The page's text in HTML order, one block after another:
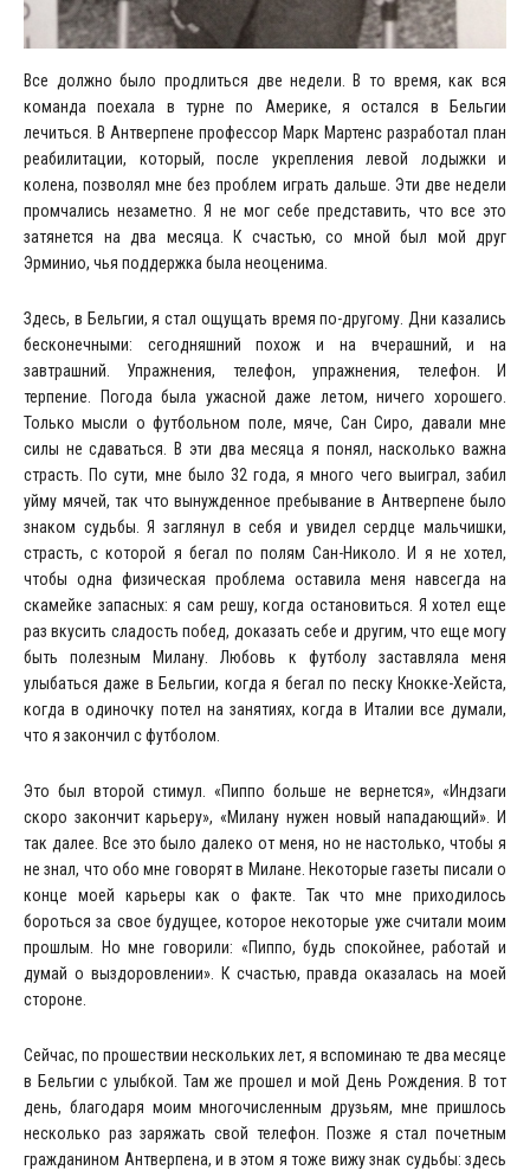
Все должно было продлиться две недели. В то время, как вся
команда поехала в турне по Америке, я остался в Бельгии
лечиться. В Антверпене профессор Марк Мартенс разработал план
реабилитации, который, после укрепления левой лодыжки и
колена, позволял мне без проблем играть дальше. Эти две недели
промчались незаметно. Я не мог себе представить, что все это
затянется на два месяца. К счастью, со мной был мой друг
Эрминио, чья поддержка была неоценима.
Здесь, в Бельгии, я стал ощущать время по-другому. Дни казались
бесконечными: сегодняшний похож и на вчерашний, и на
завтрашний. Упражнения, телефон, упражнения, телефон. И
терпение. Погода была ужасной даже летом, ничего хорошего.
Только мысли о футбольном поле, мяче, Сан Сиро, давали мне
силы не сдаваться. В эти два месяца я понял, насколько важна
страсть. По сути, мне было 32 года, я много чего выиграл, забил
уйму мячей, так что вынужденное пребывание в Антверпене было
знаком судьбы. Я заглянул в себя и увидел сердце мальчишки,
страсть, с которой я бегал по полям Сан-Николо. И я не хотел,
чтобы одна физическая проблема оставила меня навсегда на
скамейке запасных: я сам решу, когда остановиться. Я хотел еще
раз вкусить сладость побед, доказать себе и другим, что еще могу
быть полезным Милану. Любовь к футболу заставляла меня
улыбаться даже в Бельгии, когда я бегал по песку Кнокке-Хейста,
когда в одиночку потел на занятиях, когда в Италии все думали,
что я закончил с футболом.
Это был второй стимул. «Пиппо больше не вернется», «Индзаги
скоро закончит карьеру», «Милану нужен новый нападающий». И
так далее. Все это было далеко от меня, но не настолько, чтобы я
не знал, что обо мне говорят в Милане. Некоторые газеты писали о
конце моей карьеры как о факте. Так что мне приходилось
бороться за свое будущее, которое некоторые уже считали моим
прошлым. Но мне говорили: «Пиппо, будь спокойнее, работай и
думай о выздоровлении». К счастью, правда оказалась на моей
стороне.
Сейчас, по прошествии нескольких лет, я вспоминаю те два месяце
в Бельгии с улыбкой. Там же прошел и мой День Рождения. В тот
день, благодаря моим многочисленным друзьям, мне пришлось
несколько раз заряжать свой телефон. Позже я стал почетным
гражданином Антверпена, и в этом я тоже вижу знак судьбы: здесь